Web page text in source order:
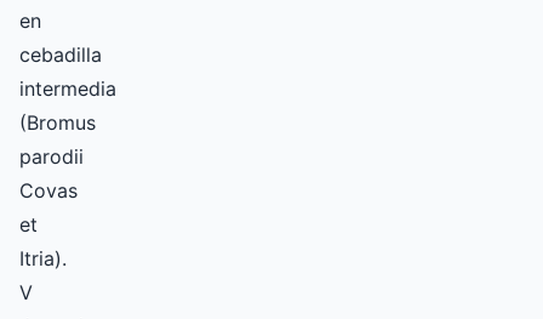
en
cebadilla
intermedia
(Bromus
parodii
Covas
et
Itria).
V